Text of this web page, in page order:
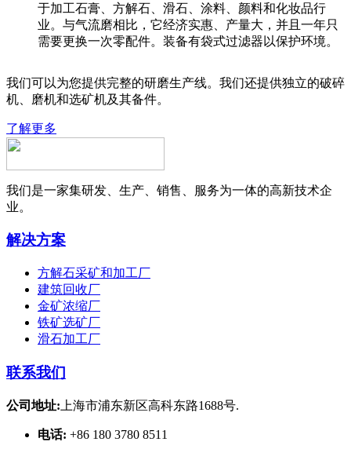
于加工石膏、方解石、滑石、涂料、颜料和化妆品行
业。与气流磨相比，它经济实惠、产量大，并且一年只
需要更换一次零配件。装备有袋式过滤器以保护环境。
我们可以为您提供完整的研磨生产线。我们还提供独立的破碎
机、磨机和选矿机及其备件。
了解更多
我们是一家集研发、生产、销售、服务为一体的高新技术企
业。
解决方案
方解石采矿和加工厂
建筑回收厂
金矿浓缩厂
铁矿选矿厂
滑石加工厂
联系我们
公司地址: 上海市浦东新区高科东路1688号.
电话: +86 180 3780 8511